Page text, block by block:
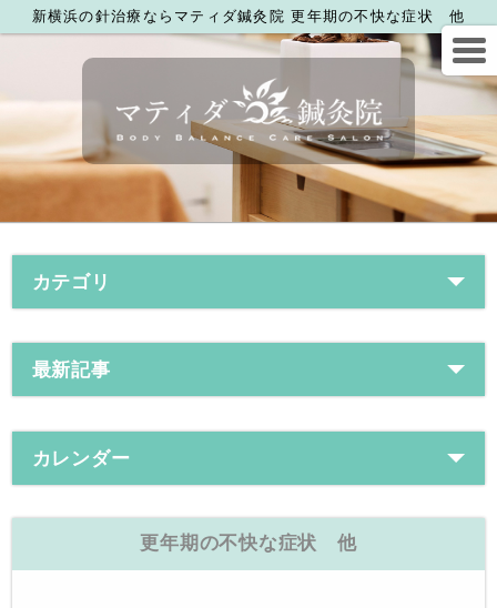
新横浜の針治療ならマティダ鍼灸院 更年期の不快な症状 他
カテゴリ
最新記事
カレンダー
更年期の不快な症状 他